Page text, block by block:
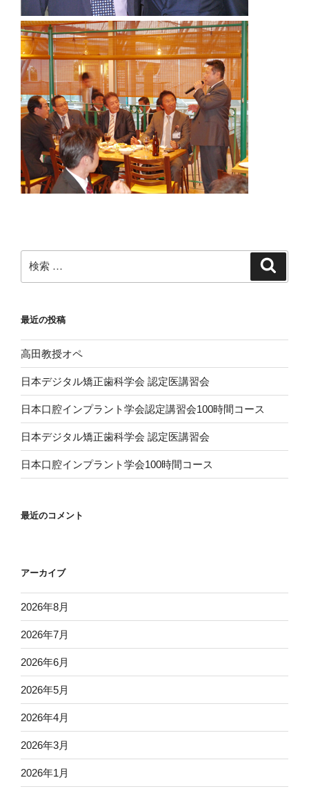
索:
最近の投稿
高田教授オペ
日本デジタル矯正歯科学会 認定医講習会
日本口腔インプラント学会認定講習会100時間コース
日本デジタル矯正歯科学会 認定医講習会
日本口腔インプラント学会100時間コース
最近のコメント
アーカイブ
2026年8月
2026年7月
2026年6月
2026年5月
2026年4月
2026年3月
2026年1月